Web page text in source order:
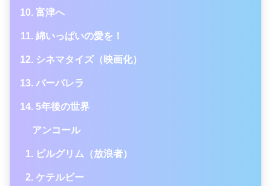
富津へ
綿いっぱいの愛を！
シネマタイズ（映画化）
バーバレラ
5年後の世界
アンコール
ピルグリム（放浪者）
ケテルビー